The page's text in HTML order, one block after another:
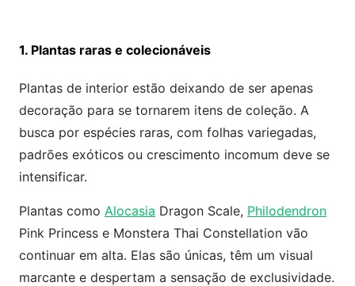
1. Plantas raras e colecionáveis
Plantas de interior estão deixando de ser apenas
decoração para se tornarem itens de coleção. A
busca por espécies raras, com folhas variegadas,
padrões exóticos ou crescimento incomum deve se
intensificar.
Plantas como Alocasia Dragon Scale, Philodendron
Pink Princess e Monstera Thai Constellation vão
continuar em alta. Elas são únicas, têm um visual
marcante e despertam a sensação de exclusividade.